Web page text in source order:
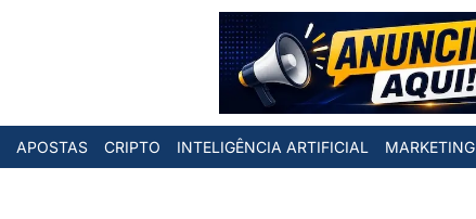
APOSTAS CRIPTO INTELIGÊNCIA ARTIFICIAL MARKETING